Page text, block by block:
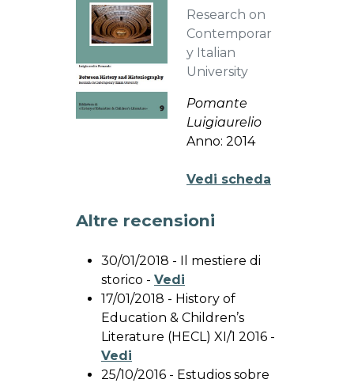
Research on
Contemporar
y Italian
University
Pomante
Luigiaurelio
Anno: 2014
Vedi scheda
Altre recensioni
30/01/2018 - Il mestiere di
storico - Vedi
17/01/2018 - History of
Education & Children’s
Literature (HECL) XI/1 2016 -
Vedi
25/10/2016 - Estudios sobre